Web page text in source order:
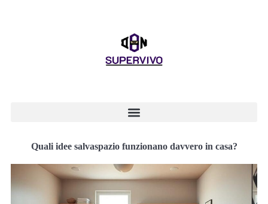
Quali idee salvaspazio funzionano davvero in casa?